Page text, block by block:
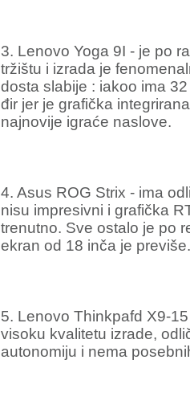
3. Lenovo Yoga 9I - je po
tržištu i izrada je
dosta slabije : iakoo ima
đir jer je grafička
najnovije igraće naslove.
4. Asus ROG Strix - ima
nisu impresivni i grafička
trenutno. Sve ostalo je po
ekran od 18 inča je previše.
5. Lenovo Thinkpafd X9-
visoku kvalitetu izrade,
autonomiju i nema